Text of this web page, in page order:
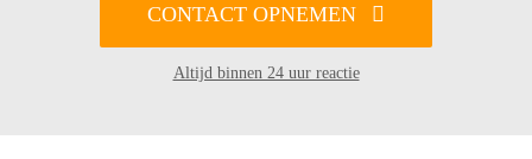
CONTACT OPNEMEN
Altijd binnen 24 uur reactie